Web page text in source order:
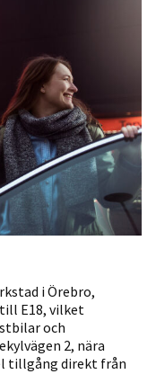
i Örebro,
E18, vilket
och
2, nära
tillgång direkt från